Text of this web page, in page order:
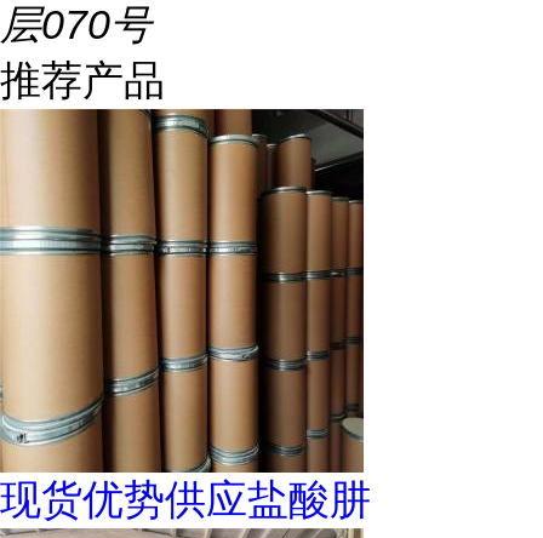
层070号
推荐产品
现货优势供应盐酸肼